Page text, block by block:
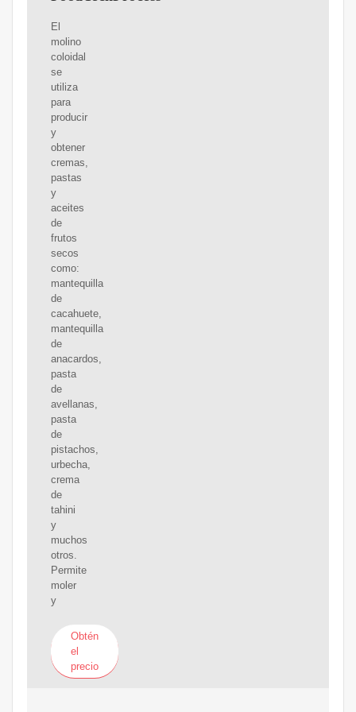
El
molino
coloidal
se
utiliza
para
producir
y
obtener
cremas,
pastas
y
aceites
de
frutos
secos
como:
mantequilla
de
cacahuete,
mantequilla
de
anacardos,
pasta
de
avellanas,
pasta
de
pistachos,
urbecha,
crema
de
tahini
y
muchos
otros.
Permite
moler
y
Obtén
el
precio